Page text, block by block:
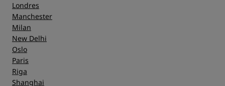
Londres
Manchester
Milan
New Delhi
Oslo
Paris
Riga
Shanghai